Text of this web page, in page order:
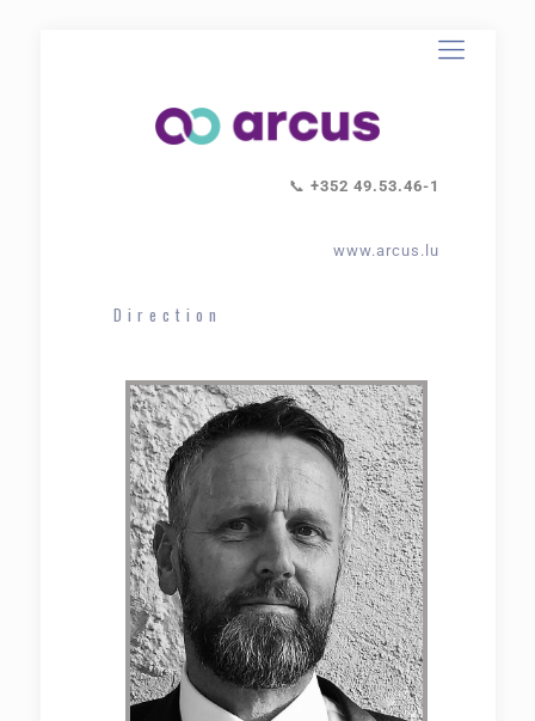
📞 +352 49.53.46-1
www.arcus.lu
Direction